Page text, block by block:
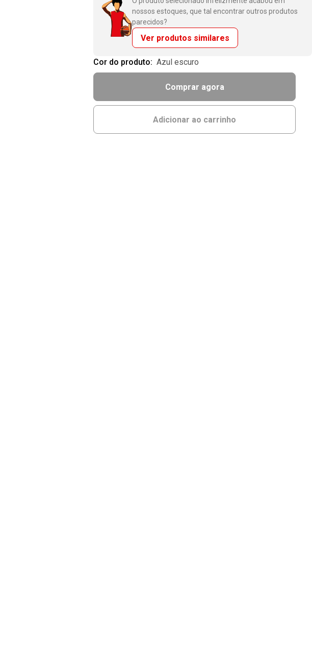
nossos estoques, que tal encontrar outros produtos
parecidos?
Ver produtos similares
Cor do produto: azul escuro
Comprar agora
Adicionar ao carrinho